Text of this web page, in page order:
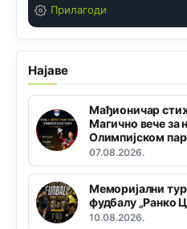
Прилагоди
Најаве
Мађионичар
Магично вече за
Олимпијском
07.08.2026.
Меморијални
фудбалу „Ранко
10.08.2026.